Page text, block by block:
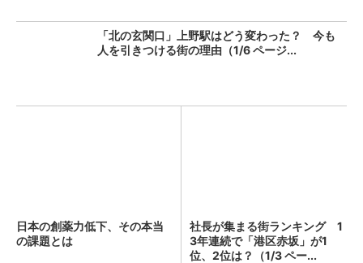
「北の玄関口」上野駅はどう変わった？ 今も
人を引きつける街の理由（1/6 ページ...
日本の創薬力低下、その本当
の課題とは
社長が集まる街ランキング 1
3年連続で「港区赤坂」が1
位、2位は？（1/3 ペー...